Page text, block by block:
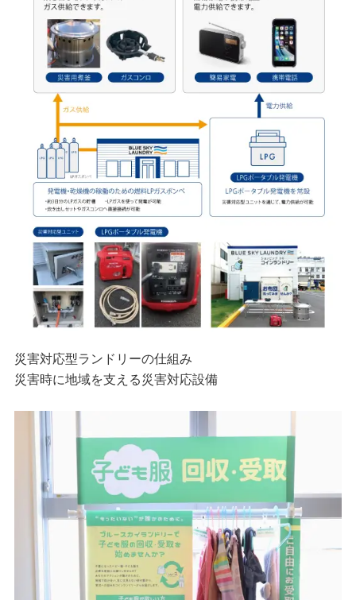
災害対応型ランドリーの仕組み
災害時に地域を支える災害対応設備